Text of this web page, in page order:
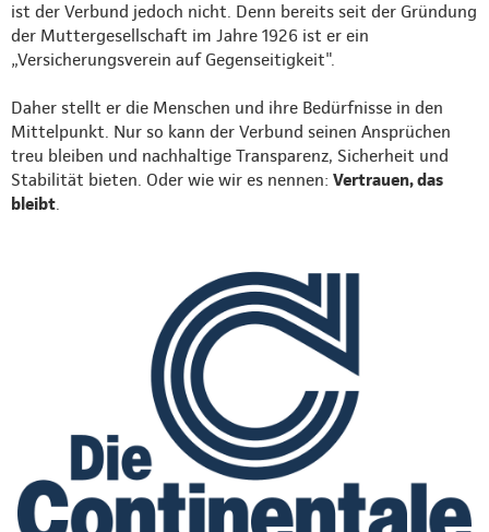
ist der Verbund jedoch nicht. Denn bereits seit der Gründung
der Muttergesellschaft im Jahre 1926 ist er ein
„Versicherungsverein auf Gegenseitigkeit".
Daher stellt er die Menschen und ihre Bedürfnisse in den
Mittelpunkt. Nur so kann der Verbund seinen Ansprüchen
treu bleiben und nachhaltige Transparenz, Sicherheit und
Stabilität bieten. Oder wie wir es nennen: Vertrauen, das
bleibt.